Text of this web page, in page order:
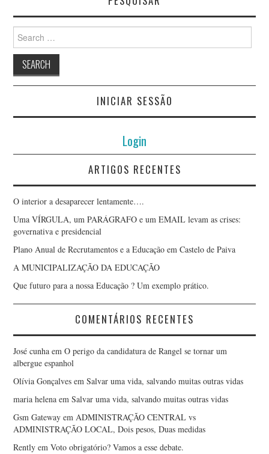
Search
for:
INICIAR SESSÃO
Login
ARTIGOS RECENTES
O interior a desaparecer lentamente….
Uma VÍRGULA, um PARÁGRAFO e um EMAIL levam as crises:
governativa e presidencial
Plano Anual de Recrutamentos e a Educação em Castelo de Paiva
A MUNICIPALIZAÇÃO DA EDUCAÇÃO
Que futuro para a nossa Educação ? Um exemplo prático.
COMENTÁRIOS RECENTES
José cunha emO perigo da candidatura de Rangel se tornar um
albergue espanhol
Olívia Gonçalves emSalvar uma vida, salvando muitas outras vidas
maria helena emSalvar uma vida, salvando muitas outras vidas
Gsm Gateway emADMINISTRAÇÃO CENTRAL vs
ADMINISTRAÇÃO LOCAL, Dois pesos, Duas medidas
Rently emVoto obrigatório? Vamos a esse debate.